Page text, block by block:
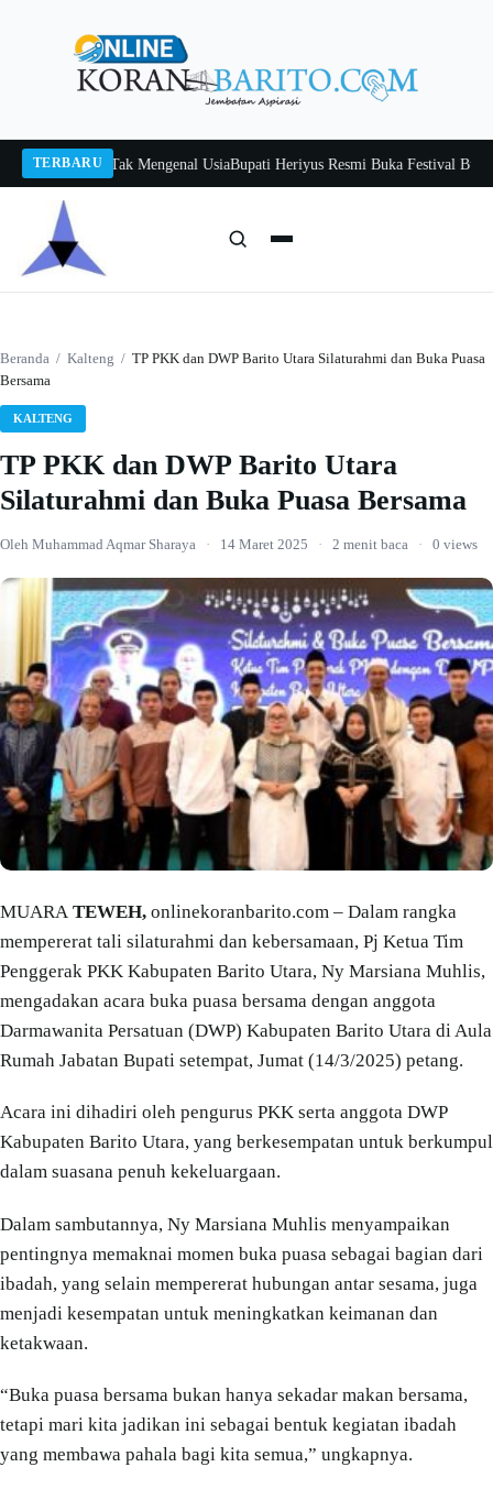
TERBARU
Belajar Tak Mengenal UsiaBupati Heriyus Resmi Buka Festival Budaya
Beranda / Kalteng / TP PKK dan DWP Barito Utara Silaturahmi dan Buka Puasa
Bersama
KALTENG
TP PKK dan DWP Barito Utara
Silaturahmi dan Buka Puasa Bersama
Oleh Muhammad Aqmar Sharaya · 14 Maret 2025 · 2 menit baca · 0 views
MUARA TEWEH, onlinekoranbarito.com – Dalam rangka
mempererat tali silaturahmi dan kebersamaan, Pj Ketua Tim
Penggerak PKK Kabupaten Barito Utara, Ny Marsiana Muhlis,
mengadakan acara buka puasa bersama dengan anggota
Darmawanita Persatuan (DWP) Kabupaten Barito Utara di Aula
Rumah Jabatan Bupati setempat, Jumat (14/3/2025) petang.
Acara ini dihadiri oleh pengurus PKK serta anggota DWP
Kabupaten Barito Utara, yang berkesempatan untuk berkumpul
dalam suasana penuh kekeluargaan.
Dalam sambutannya, Ny Marsiana Muhlis menyampaikan
pentingnya memaknai momen buka puasa sebagai bagian dari
ibadah, yang selain mempererat hubungan antar sesama, juga
menjadi kesempatan untuk meningkatkan keimanan dan
ketakwaan.
“Buka puasa bersama bukan hanya sekadar makan bersama,
tetapi mari kita jadikan ini sebagai bentuk kegiatan ibadah
yang membawa pahala bagi kita semua,” ungkapnya.